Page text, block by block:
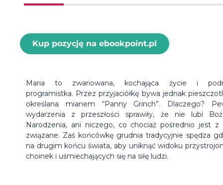
Kup pozycję na ebookpoint.pl
Maria to zwariowana, kochająca życie i
programistka. Przez przyjaciółkę bywa jednak
określana mianem “Panny Grinch”. Dlaczego?
wydarzenia z przeszłości sprawiły, że nie lubi
Narodzenia, ani niczego, co chociaż pośrednio jest z
związane. Zaś końcówkę grudnia tradycyjnie spędza
na drugim końcu świata, aby uniknąć widoku
choinek i uśmiechających się na siłę ludzi.